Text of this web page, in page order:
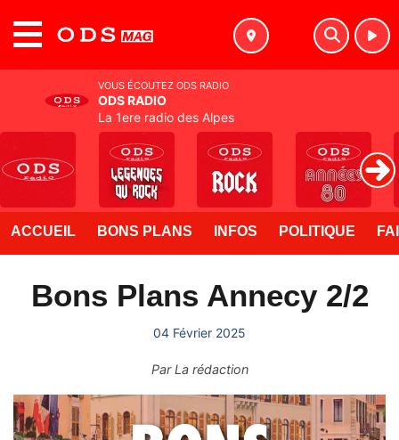
ACCUEIL BONS PLANS INFOS POLITIQUE
Bons Plans Annecy 2/2
04 Février 2025
ParLa rédaction
VOUS ÉCOUTEZ ODS RADIO
ODS RADIO
La 1ere radio des Alpes